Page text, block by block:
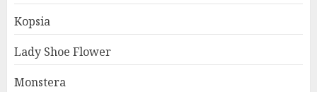
Kopsia
Lady Shoe Flower
Monstera